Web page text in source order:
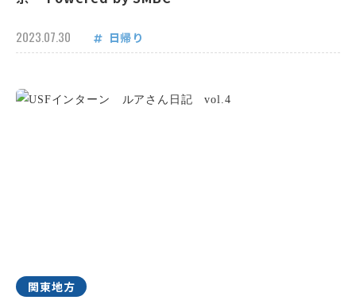
2023.07.30 日帰り
関東地方